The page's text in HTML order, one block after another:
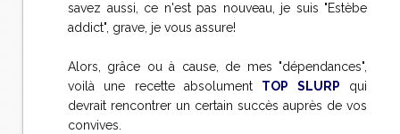
savez aussi, ce n'est pas nouveau, je suis "Estèbe
addict", grave, je vous assure!
Alors, grâce ou à cause, de mes "dépendances",
voilà une recette absolument TOP SLURP qui
devrait rencontrer un certain succès auprès de vos
convives.